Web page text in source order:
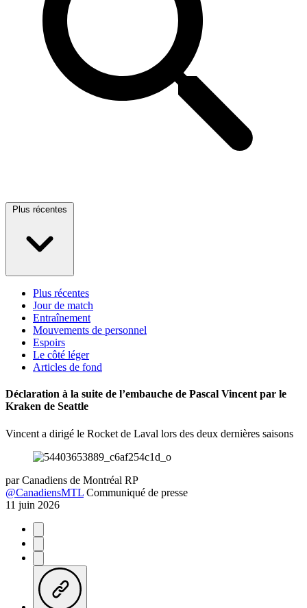
Plus récentes
Plus récentes
Jour de match
Entraînement
Mouvements de personnel
Espoirs
Le côté léger
Articles de fond
Déclaration à la suite de l’embauche de Pascal Vincent par le
Kraken de Seattle
Vincent a dirigé le Rocket de Laval lors des deux dernières saisons
par Canadiens de Montréal RP
@CanadiensMTL Communiqué de presse
11 juin 2026